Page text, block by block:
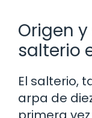
Origen
salterio
El salterio,
arpa de